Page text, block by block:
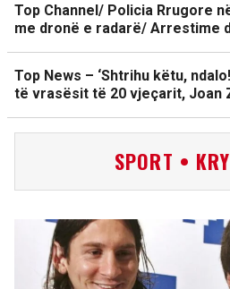
Top Channel/ Policia Rrugore
me dronë e radarë/ Arrestime
Top News – ‘Shtrihu këtu,
të vrasësit të 20 vjeçarit, Joan
SPORT •